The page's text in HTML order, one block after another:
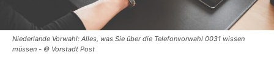
Niederlande Vorwahl: Alles, was Sie über die Telefonvorwahl 0031 wissen
müssen - © Vorstadt Post